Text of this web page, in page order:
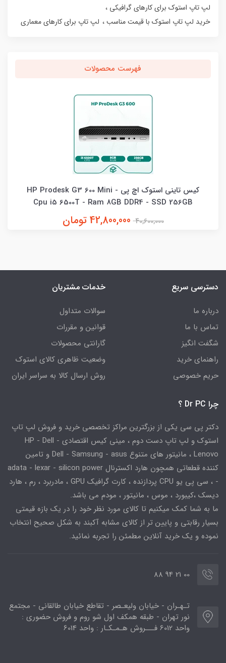
لپ تاپ استوک برای کارهای گرافیکی
خرید لپ تاپ استوک با قیمت مناسب
لپ تاپ برای کارهای معماری
فهرست محصولات
کیس تاینی استوک اچ پی HP Prodesk G3 600 Mini -
Cpu i5 6500T - Ram 8GB DDR4 - SSD 256GB
40,600,000 42,800,000 تومان
دسترسی سریع
درباره ما
تماس با ما
شگفت انگیز
راهنمای خرید
حریم خصوصی
خدمات مشتریان
سوالات متداول
قوانین و مقررات
گارانتی محصولات
وضعیت ظاهری کالای استوک
روش ارسال کالا به سراسر ایران
چرا Dr PC ؟
دکتر پی سی یکی از بزرگترین مراکز تخصصی خرید و فروش لپ تاپ
استوک و لپ تاپ دست دوم ، مینی کیس اقتصادی HP - Dell -
Lenovo ، مانیتور های متنوع Dell - Samsung - asus و تامین
کننده قطعاتی همچون هارد اکسترنال adata - lexar - silicon power
- ، سی پی یو CPU پردازنده ، کارت گرافیک GPU ، مادربرد ، رم ، هارد
دیسک ،کیبورد ، موس ، مانیتور ، مودم می باشد.
ما به شما کمک میکنیم تا کالای مورد نظر خود را در یک بازه قیمتی
بسیار رقابتی و پایین تر از کالای مشابه آکبند به شکل صحیح انتخاب
نموده و یک خرید آنلاین مطمئن را تجربه نمائید.
00 21 94 88
تـهـران - خیابان ولیعـصر - تقاطع خیابان طالقانی - مجتمع
نور تهران - طبقه همکف اول شو روم و فروش حضوری :
واحد 6012 فـــروش هـمـکـار : واحد 6014